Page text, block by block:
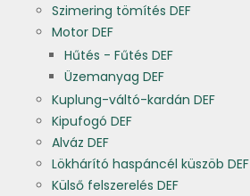
Szimering tömítés DEF
Motor DEF
Hűtés - Fűtés DEF
Üzemanyag DEF
Kuplung-váltó-kardán DEF
Kipufogó DEF
Alváz DEF
Lökhárító haspáncél küszöb DEF
Külső felszerelés DEF